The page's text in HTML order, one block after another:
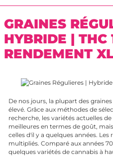
GRAINES
HYBRIDE | THC
RENDEMENT
De nos jours, la plupart des
élevé. Grâce aux méthodes de
recherche, les variétés actuelles
meilleures en termes de goût,
celles d'il y a quelques années.
multipliés. Comparé aux années
quelques variétés de cannabis à